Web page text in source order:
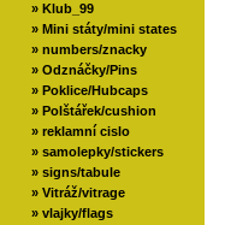
» Klub_99
» Mini státy/mini states
» numbers/znacky
» Odznáčky/Pins
» Poklice/Hubcaps
» Polštářek/cushion
» reklamní cislo
» samolepky/stickers
» signs/tabule
» Vitráž/vitrage
» vlajky/flags